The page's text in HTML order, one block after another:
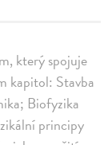
který spojuje
kapitol: Stavba
Biofyzika
principy